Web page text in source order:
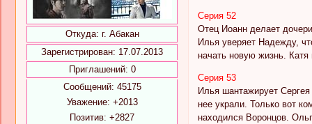
Откуда: г. Абакан
Зарегистрирован: 17.07.2013
Приглашений: 0
Сообщений: 45175
Уважение: +2013
Позитив: +2827
Серия 52
Отец Иоанн делает
Илья уверяет Надежду,
начать новую жизнь.
Серия 53
Илья шантажирует
нее украли. Только вот
находился Воронцов.